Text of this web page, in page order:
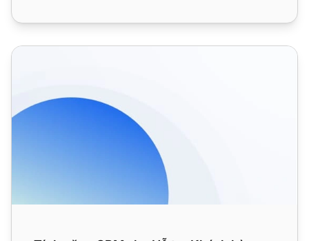
Tính năng CRM cho Hỗ trợ Khách hàng